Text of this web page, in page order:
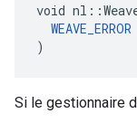
void
WEAVE_ERROR
)
Si le gestionnaire